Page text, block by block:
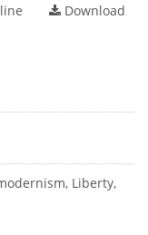
Download
Liberty,